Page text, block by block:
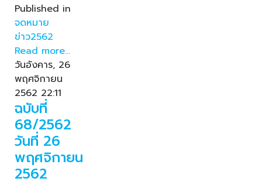
Published in
จดหมาย
ข่าว2562
Read more...
วันอังคาร, 26
พฤศจิกายน
2562 22:11
ฉบับที่
68/2562
วันที่ 26
พฤศจิกายน
2562